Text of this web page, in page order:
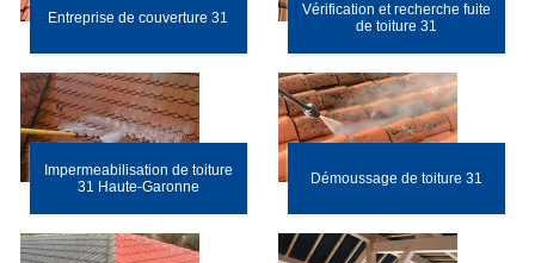
Entreprise de couverture 31
Vérification et recherche fuite
de toiture 31
Impermeabilisation de toiture
31 Haute-Garonne
Démoussage de toiture 31